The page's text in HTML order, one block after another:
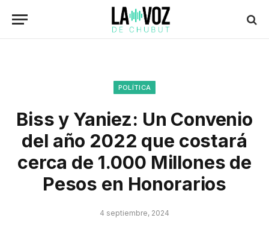
POLÍTICA
Biss y Yaniez: Un Convenio
del año 2022 que costará
cerca de 1.000 Millones de
Pesos en Honorarios
4 septiembre, 2024